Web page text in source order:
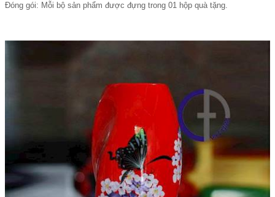
Đóng gói: Mỗi bộ sản phẩm được đựng trong 01 hộp quà tặng.